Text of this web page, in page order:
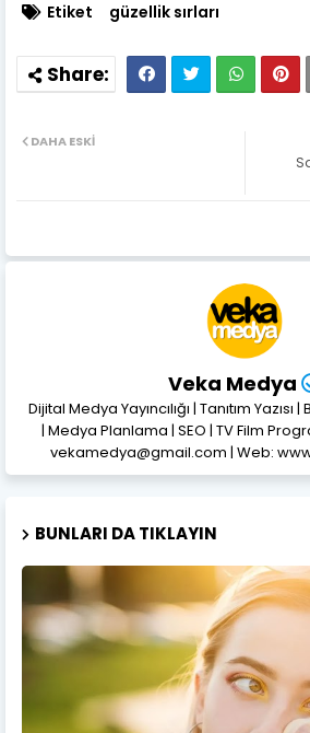
Etiket güzellik sırları
DAHA ESKI
Veka Medya
Dijital Medya Yayıncılığı | Tanıtım
| Medya Planlama | SEO | TV Film
vekamedya@gmail.com | Web:
BUNLARI DA TIKLAYIN